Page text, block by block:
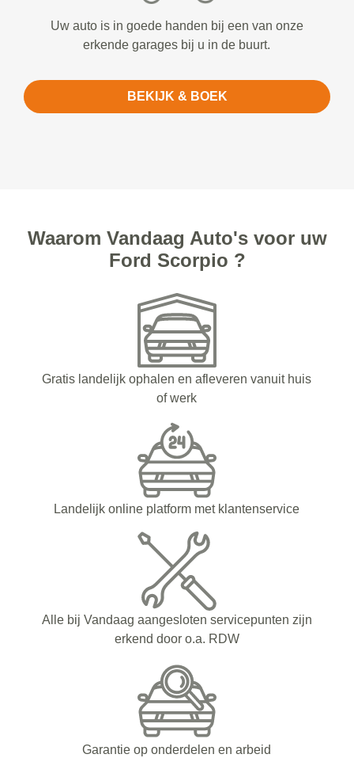
Uw auto is in goede handen bij een van onze
erkende garages bij u in de buurt.
BEKIJK & BOEK
Waarom Vandaag Auto's voor uw
Ford Scorpio ?
Gratis landelijk ophalen en afleveren vanuit huis
of werk
Landelijk online platform met klantenservice
Alle bij Vandaag aangesloten servicepunten zijn
erkend door o.a. RDW
Garantie op onderdelen en arbeid